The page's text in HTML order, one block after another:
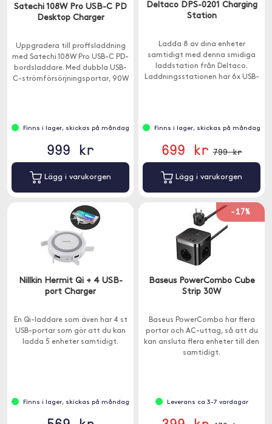
Satechi 108W Pro USB-C PD
Desktop Charger
Uppgradera till proffsladdning
med Satechi 108W Pro USB-C PD-
bordsladdare. Med dubbla USB-
C-strömförsörjningsportar, 90W
Finns i lager, skickas på måndag
999 kr
Lägg i varukorgen
Deltaco DPS-0201 Charging
Station
Ladda 8 av dina enheter
samtidigt med denna smidiga
laddstation från Deltaco.
Laddningsstationen har 6x USB-
Finns i lager, skickas på måndag
699 kr 799 kr
Lägg i varukorgen
Nillkin Hermit Qi + 4 USB-
port Charger
En Qi-laddare som även har 4 st
USB-portar som gör att du kan
ladda 5 enheter samtidigt.
Finns i lager, skickas på måndag
-17%
Baseus PowerCombo Cube
Strip 30W
Baseus PowerCombo har flera
portar och AC-uttag, så att du
kan ansluta flera enheter till den
samtidigt.
Leverans ca 3-7 vardagar